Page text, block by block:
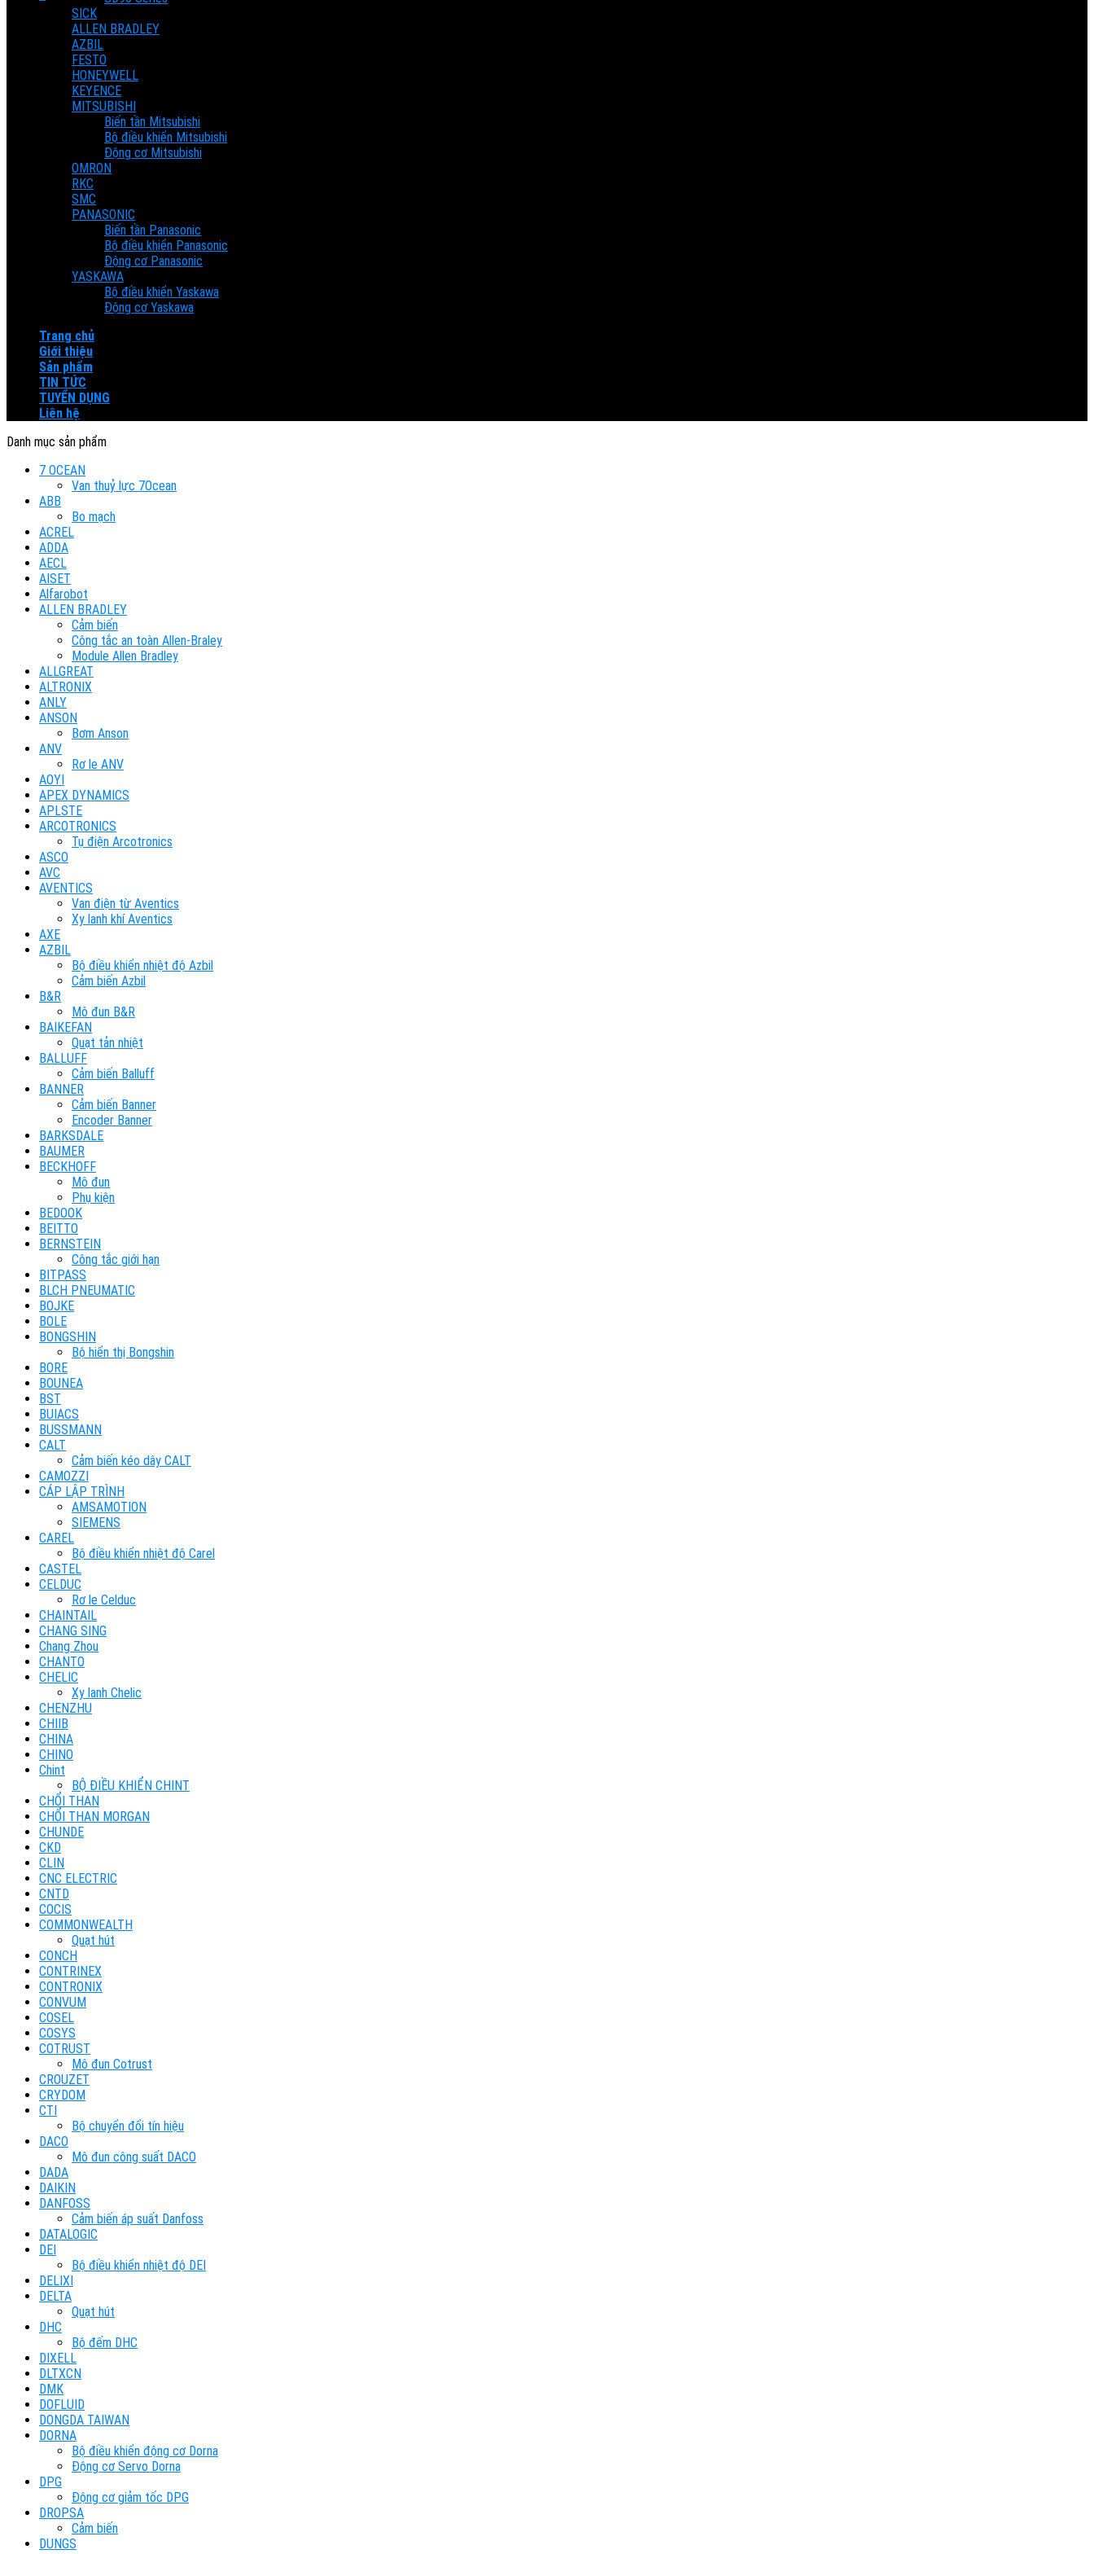
No products in the cart.
SICK
ALLEN BRADLEY
AZBIL
FESTO
HONEYWELL
KEYENCE
MITSUBISHI
Biến tần Mitsubishi
Bộ điều khiển Mitsubishi
Động cơ Mitsubishi
OMRON
RKC
SMC
PANASONIC
Biến tần Panasonic
Bộ điều khiển Panasonic
Động cơ Panasonic
YASKAWA
Bộ điều khiển Yaskawa
Động cơ Yaskawa
Trang chủ
Giới thiệu
Sản phẩm
TIN TỨC
TUYỂN DỤNG
Liên hệ
Danh mục sản phẩm
7 OCEAN
Van thuỷ lực 7Ocean
ABB
Bo mạch
ACREL
ADDA
AECL
AISET
Alfarobot
ALLEN BRADLEY
Cảm biến
Công tắc an toàn Allen-Braley
Module Allen Bradley
ALLGREAT
ALTRONIX
ANLY
ANSON
Bơm Anson
ANV
Rơ le ANV
AOYI
APEX DYNAMICS
APLSTE
ARCOTRONICS
Tụ điện Arcotronics
ASCO
AVC
AVENTICS
Van điện từ Aventics
Xy lanh khí Aventics
AXE
AZBIL
Bộ điều khiển nhiệt độ Azbil
Cảm biến Azbil
B&R
Mô đun B&R
BAIKEFAN
Quạt tản nhiệt
BALLUFF
Cảm biến Balluff
BANNER
Cảm biến Banner
Encoder Banner
BARKSDALE
BAUMER
BECKHOFF
Mô đun
Phụ kiện
BEDOOK
BEITTO
BERNSTEIN
Công tắc giới hạn
BITPASS
BLCH PNEUMATIC
BOJKE
BOLE
BONGSHIN
Bộ hiển thị Bongshin
BORE
BOUNEA
BST
BUIACS
BUSSMANN
CALT
Cảm biến kéo dây CALT
CAMOZZI
CÁP LẬP TRÌNH
AMSAMOTION
SIEMENS
CAREL
Bộ điều khiển nhiệt độ Carel
CASTEL
CELDUC
Rơ le Celduc
CHAINTAIL
CHANG SING
Chang Zhou
CHANTO
CHELIC
Xy lanh Chelic
CHENZHU
CHIIB
CHINA
CHINO
Chint
BỘ ĐIỀU KHIỂN CHINT
CHỔI THAN
CHỔI THAN MORGAN
CHUNDE
CKD
CLIN
CNC ELECTRIC
CNTD
COCIS
COMMONWEALTH
Quạt hút
CONCH
CONTRINEX
CONTRONIX
CONVUM
COSEL
COSYS
COTRUST
Mô đun Cotrust
CROUZET
CRYDOM
CTI
Bộ chuyển đổi tín hiệu
DACO
Mô đun công suất DACO
DADA
DAIKIN
DANFOSS
Cảm biến áp suất Danfoss
DATALOGIC
DEI
Bộ điều khiển nhiệt độ DEI
DELIXI
DELTA
Quạt hút
DHC
Bộ đếm DHC
DIXELL
DLTXCN
DMK
DOFLUID
DONGDA TAIWAN
DORNA
Bộ điều khiển động cơ Dorna
Động cơ Servo Dorna
DPG
Động cơ giảm tốc DPG
DROPSA
Cảm biến
DUNGS